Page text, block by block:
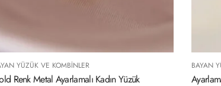
BAYAN YÜZÜK VE KOMBINLER
Ayarlamalı Gold Renk Metal Zirkon Taşlı Piramit